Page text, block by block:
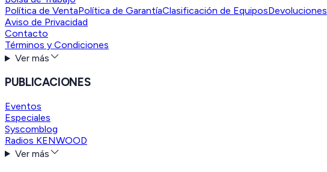
Política de VentaPolítica de GarantíaClasificación de EquiposDevoluciones
Aviso de Privacidad
Contacto
Términos y Condiciones
Ver más
PUBLICACIONES
Eventos
Especiales
Syscomblog
Radios KENWOOD
Ver más